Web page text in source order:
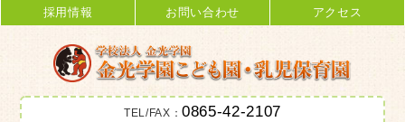
採用情報 お問い合わせ アクセス
TEL/FAX：0865-42-2107